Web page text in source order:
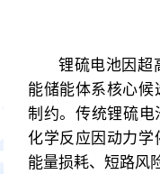
锂硫电池因超
能储能体系核心
制约。传统锂硫
化学反应因动力学
能量损耗、短路风